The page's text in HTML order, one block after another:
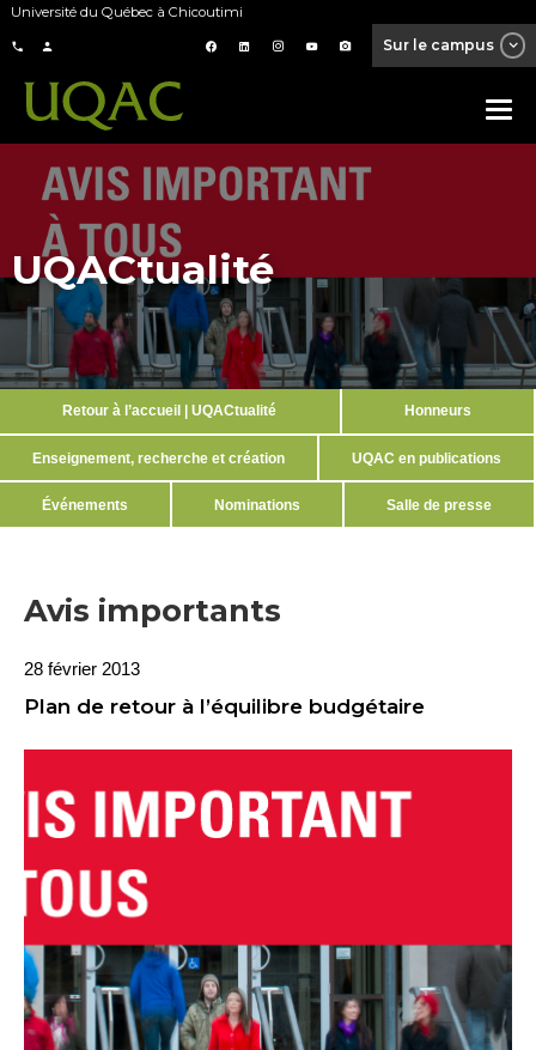
Université du Québec à Chicoutimi
Sur le campus
UQACtualité
Retour à l’accueil | UQACtualité Honneurs
Enseignement, recherche et création UQAC en publications
Événements Nominations Salle de presse
Avis importants
28 février 2013
Plan de retour à l’équilibre budgétaire